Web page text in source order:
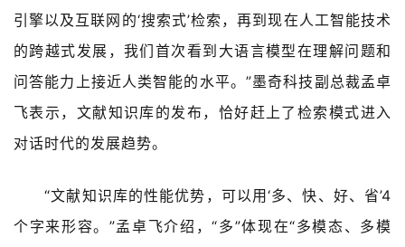
引擎以及互联网的‘搜索式’检索，再到现在人工智能技术
的跨越式发展，我们首次看到大语言模型在理解问题和
问答能力上接近人类智能的水平。”墨奇科技副总裁孟卓
飞表示，文献知识库的发布，恰好赶上了检索模式进入
对话时代的发展趋势。
“文献知识库的性能优势，可以用‘多、快、好、省’4
个字来形容。”孟卓飞介绍，“多”体现在“多模态、多模